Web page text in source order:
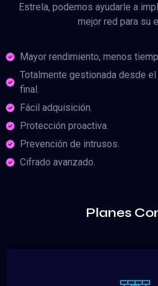
Estrela, podemos ayudarle a
mejor red para su
Mayor rendimiento, menos
Totalmente gestionada desde
final.
Fácil adquisición.
Protección proactiva.
Prevención de intrusos.
Cifrado avanzado.
Planes